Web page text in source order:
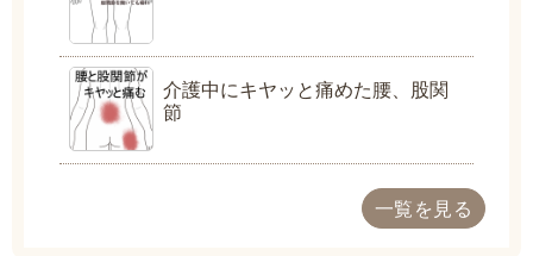
介護中にキヤッと痛めた腰、股関
節
一覧を見る